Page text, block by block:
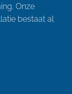
Onze
bestaat al